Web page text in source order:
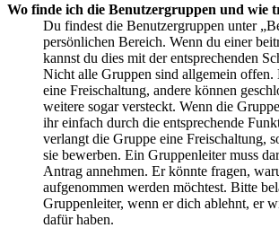
Wo finde ich die Benutzergruppen und wie
Du findest die Benutzergruppen unter
persönlichen Bereich. Wenn du einer
kannst du dies mit der entsprechenden
Nicht alle Gruppen sind allgemein offen.
eine Freischaltung, andere können
weitere sogar versteckt. Wenn die
ihr einfach durch die entsprechende
verlangt die Gruppe eine Freischaltung,
sie bewerben. Ein Gruppenleiter muss
Antrag annehmen. Er könnte fragen,
aufgenommen werden möchtest. Bitte
Gruppenleiter, wenn er dich ablehnt, er
dafür haben.